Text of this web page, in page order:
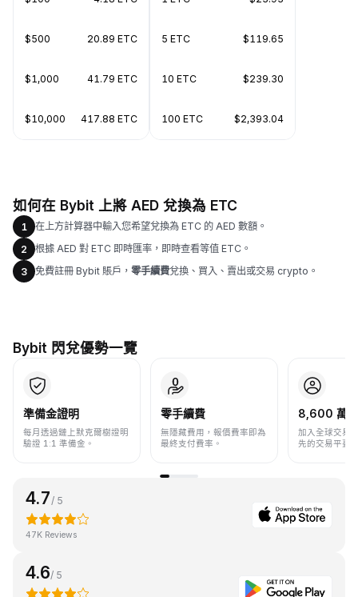
$500 20.89 ETC
$1,000 41.79 ETC
$10,000 417.88 ETC
5 ETC $119.65
10 ETC $239.30
100 ETC $2,393.04
如何在 Bybit 上將 AED 兌換為 ETC
1
在上方計算器中輸入您希望兌換為 ETC 的 AED 數額。
2
根據 AED 對 ETC 即時匯率，即時查看等值 ETC。
3
免費註冊 Bybit 賬戶， 零手續費兌換、買入、賣出或交易 crypto。
Bybit 閃兌優勢一覽
準備金證明
每月透過鏈上默克爾樹證明
驗證 1:1 準備金。
零手續費
無隱藏費用，報價費率即為
最終支付費率。
8,600 萬+
加入全球交易
先的交易平臺
4.7/ 5
47K Reviews
4.6/ 5